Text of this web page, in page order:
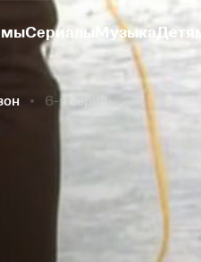
Сериалы Музыка
6-я серия